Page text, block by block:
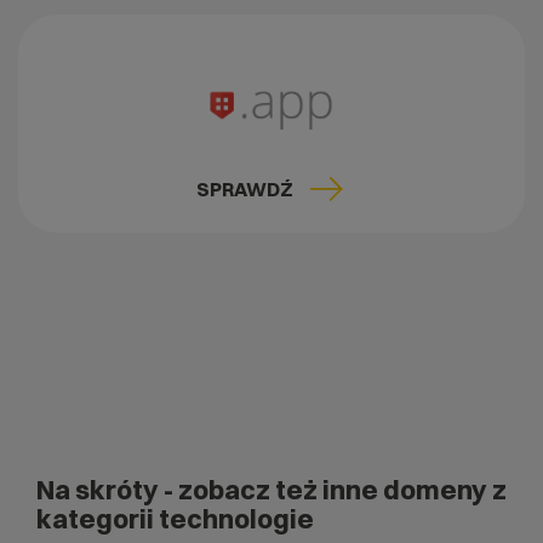
SPRAWDŹ
Na skróty - zobacz też inne domeny z
kategorii technologie